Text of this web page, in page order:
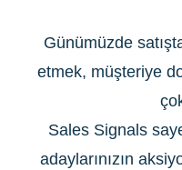
Günümüzde
etmek, müşteriye
Sales Signals
adaylarınızın